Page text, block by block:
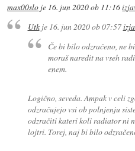
max00slo je 16. jun 2020 ob 11:16
Utkje 16. jun 2020 ob 07:57
Če bi bilo odzračeno, ne
moraš naredit na vseh
enem.
Logično, seveda. Ampak v celi
odzračujejo vsi ob polnjenju
odzračiti kateri koli radiator ni
lojtri. Torej, naj bi bilo